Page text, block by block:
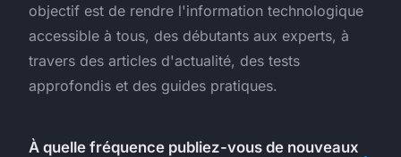
objectif est de rendre l'information technologique
accessible à tous, des débutants aux experts, à
travers des articles d'actualité, des tests
approfondis et des guides pratiques.
À quelle fréquence publiez-vous de nouveaux